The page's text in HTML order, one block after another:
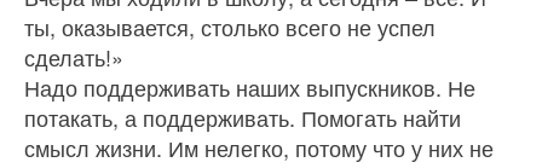
ты, оказывает­ся, столько всего не успел
сделать!»
Надо поддерживать наших выпускников. Не
пота­кать, а поддерживать. Помогать найти
смысл жизни. Им нелегко, потому что у них не